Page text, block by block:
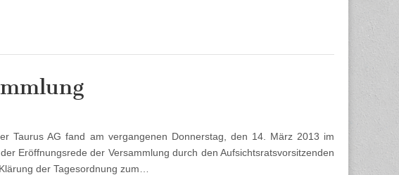
Taurus AG fand am vergangenen Donnerstag, den 14. März 2013 im
Eröffnungsrede der Versammlung durch den Aufsichtsratsvorsitzenden
der Tagesordnung zum…